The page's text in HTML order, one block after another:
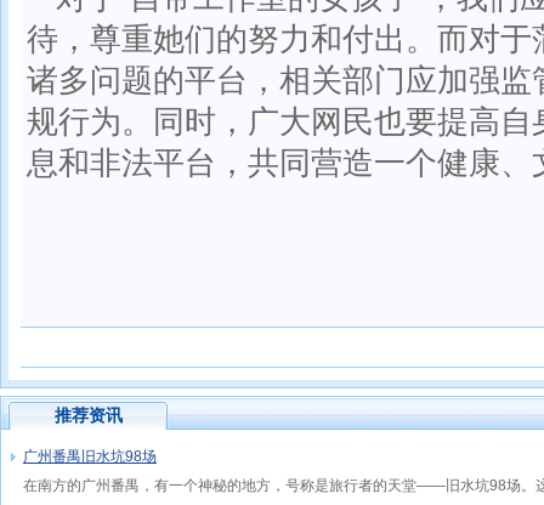
待，尊重她们的努力和付出。而对
诸多问题的平台，相关部门应加强
规行为。同时，广大网民也要提高
息和非法平台，共同营造一个健康
推荐资讯
广州番禺旧水坑98场
在南方的广州番禺，有一个神秘的地方，号称是旅行者的天堂——旧水坑98场。